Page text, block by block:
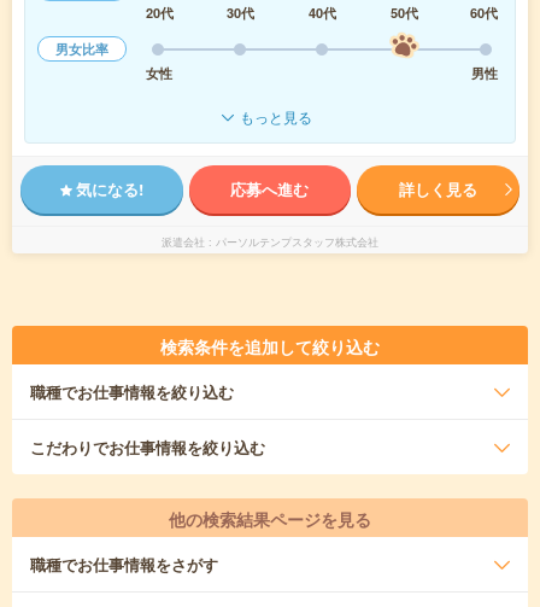
20代
30代 40代 50代
60代
男女比率
女性
男性
もっと見る
気になる! 応募へ進む 詳しく見る
派遣会社 パーソルテンプスタッフ株式会社
検索条件を追加して絞り込む
職種でお仕事情報を絞り込む
こだわりでお仕事情報を絞り込む
他の検索結果ページを見る
職種でお仕事情報をさがす